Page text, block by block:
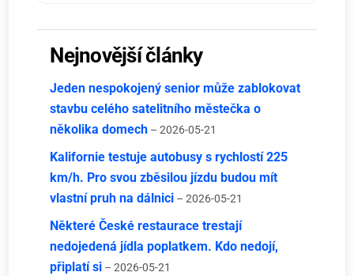
Nejnovější články
Jeden nespokojený senior může zablokovat
stavbu celého satelitního městečka o
několika domech – 2026-05-21
Kalifornie testuje autobusy s rychlostí 225
km/h. Pro svou zběsilou jízdu budou mít
vlastní pruh na dálnici – 2026-05-21
Některé České restaurace trestají
nedojedená jídla poplatkem. Kdo nedojí,
připlatí si – 2026-05-21